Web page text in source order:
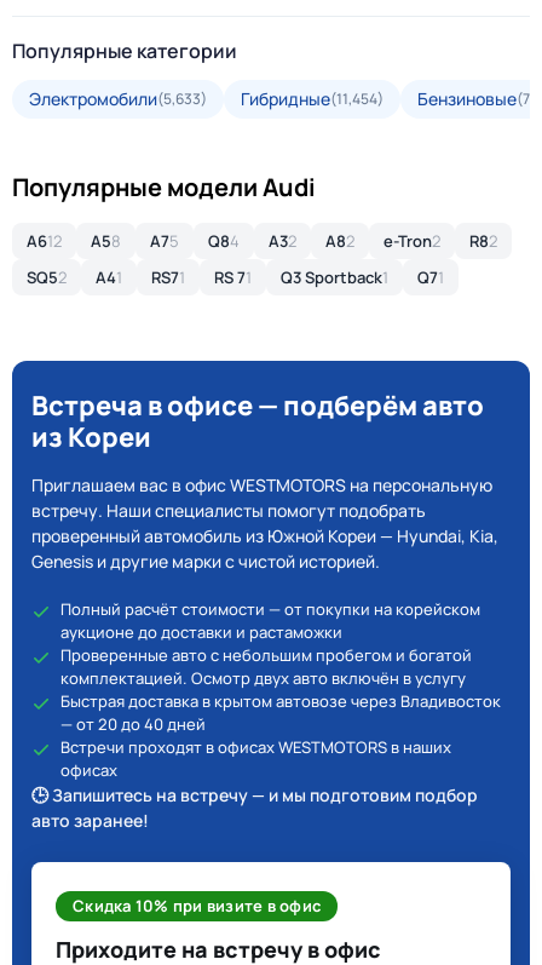
Популярные категории
Электромобили(5,633) Гибридные(11,454) Бензиновые
Популярные модели Audi
A612 A58 A75 Q84 A32 A82 e-Tron2 R82
SQ52 A41 RS71 RS 71 Q3 Sportback1 Q71
Встреча в офисе — подберём авто
из Кореи
Приглашаем вас в офис WESTMOTORS на персональную
встречу. Наши специалисты помогут подобрать
проверенный автомобиль из Южной Кореи — Hyundai, Kia,
Genesis и другие марки с чистой историей.
Полный расчёт стоимости — от покупки на корейском
аукционе до доставки и растаможки
Проверенные авто с небольшим пробегом и богатой
комплектацией. Осмотр двух авто включён в услугу
Быстрая доставка в крытом автовозе через Владивосток
— от 20 до 40 дней
Встречи проходят в офисах WESTMOTORS в наших
офисах
🕒 Запишитесь на встречу — и мы подготовим подбор
авто заранее!
Скидка 10% при визите в офис
Приходите на встречу в офис